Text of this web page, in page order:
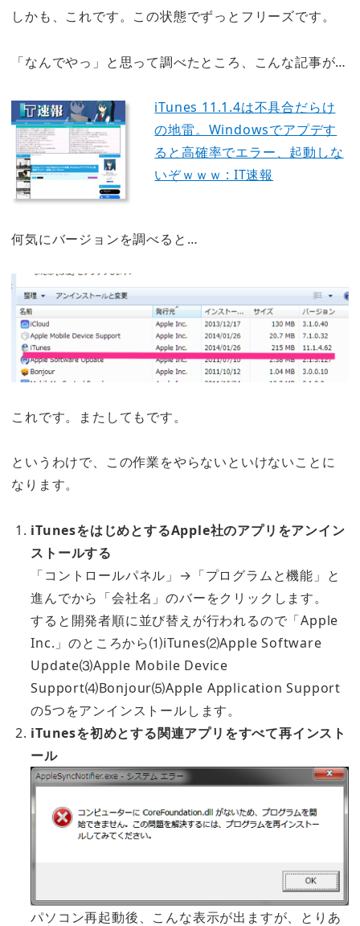
しかも、これです。この状態でずっとフリーズです。
「なんでやっ」と思って調べたところ、こんな記事が…
iTunes 11.1.4は不具合だらけ
の地雷。Windowsでアプデす
ると高確率でエラー、起動しな
いぞｗｗｗ : IT速報
何気にバージョンを調べると…
これです。またしてもです。
というわけで、この作業をやらないといけないことに
なります。
iTunesをはじめとするApple社のアプリをアンイン
ストールする
「コントロールパネル」→「プログラムと機能」と
進んでから「会社名」のバーをクリックします。
すると開発者順に並び替えが行われるので「Apple
Inc.」のところから⑴iTunes⑵Apple Software
Update⑶Apple Mobile Device
Support⑷Bonjour⑸Apple Application Support
の5つをアンインストールします。
iTunesを初めとする関連アプリをすべて再インスト
ール
パソコン再起動後、こんな表示が出ますが、とりあ